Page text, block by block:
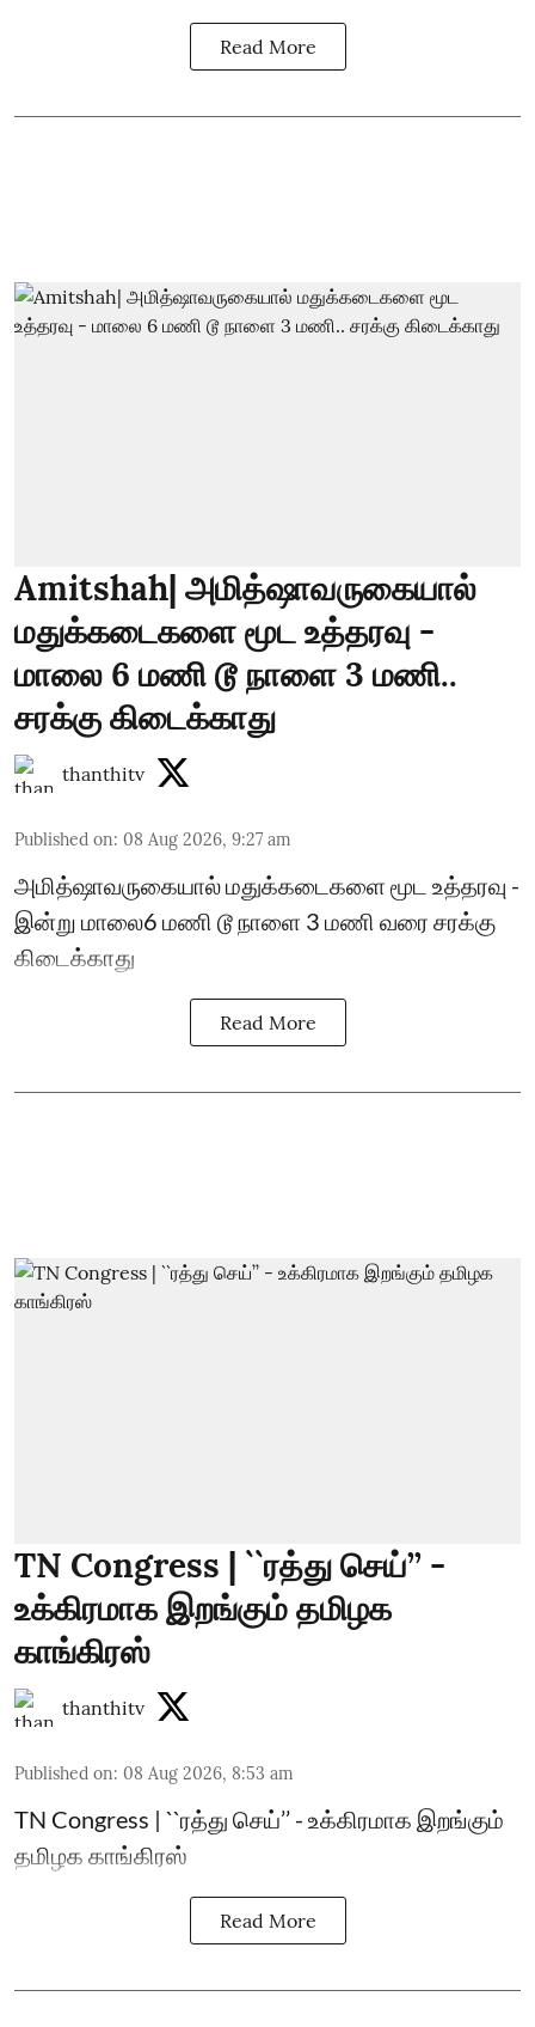
Read More
Amitshah| அமித்ஷாவருகையால்
மதுக்கடைகளை மூட உத்தரவு -
மாலை 6 மணி டூ நாளை 3 மணி..
சரக்கு கிடைக்காது
thanthitv
Published on: 08 Aug 2026, 9:27 am
அமித்ஷாவருகையால் மதுக்கடைகளை மூட உத்தரவு -
இன்று மாலை6 மணி டூ நாளை 3 மணி வரை சரக்கு
கிடைக்காது
Read More
TN Congress | ``ரத்து செய்’’ -
உக்கிரமாக இறங்கும் தமிழக
காங்கிரஸ்
thanthitv
Published on: 08 Aug 2026, 8:53 am
TN Congress | ``ரத்து செய்’’ - உக்கிரமாக இறங்கும்
தமிழக காங்கிரஸ்
Read More